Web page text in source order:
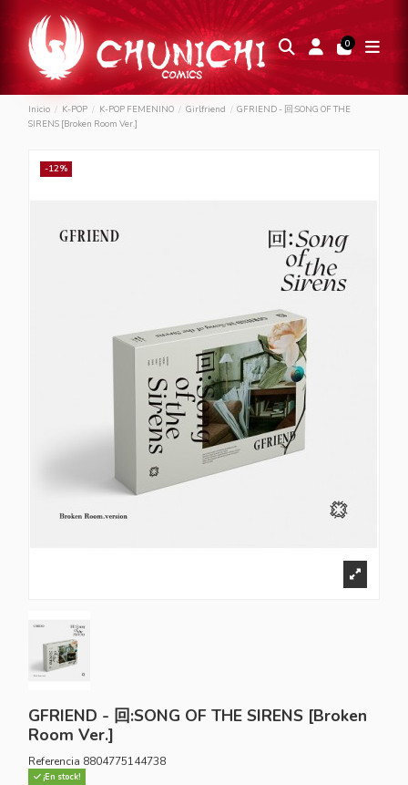
0
Inicio K-POP K-POP FEMENINO Girlfriend
GFRIEND - 回:SONG OF THE
SIRENS [Broken Room Ver.]
-12%
GFRIEND - 回:SONG OF THE SIRENS [Broken
Room Ver.]
Referencia 8804775144738
¡En stock!